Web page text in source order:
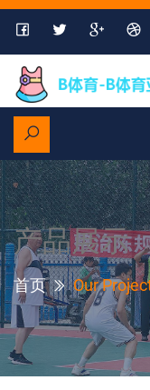
产品展示
首页 Our